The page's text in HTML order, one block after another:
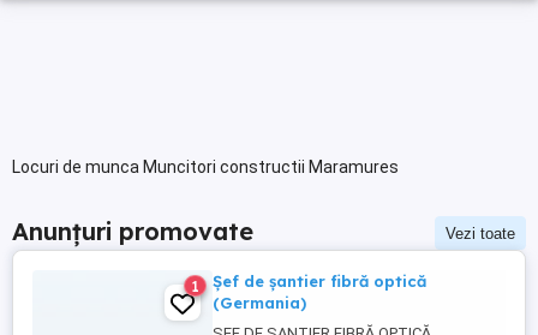
Locuri de munca Muncitori constructii Maramures
Anunțuri promovate Vezi toate
1
Șef de șantier fibră optică
(Germania)